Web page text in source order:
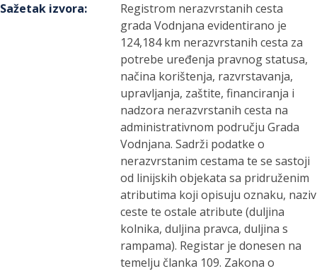
Sažetak izvora:
Registrom nerazvrstanih cesta
grada Vodnjana evidentirano je
124,184 km nerazvrstanih cesta za
potrebe uređenja pravnog statusa,
načina korištenja, razvrstavanja,
upravljanja, zaštite, financiranja i
nadzora nerazvrstanih cesta na
administrativnom području Grada
Vodnjana. Sadrži podatke o
nerazvrstanim cestama te se sastoji
od linijskih objekata sa pridruženim
atributima koji opisuju oznaku, naziv
ceste te ostale atribute (duljina
kolnika, duljina pravca, duljina s
rampama). Registar je donesen na
temelju članka 109. Zakona o